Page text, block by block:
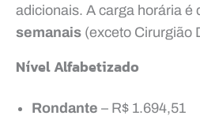
adicionais. A carga horária é
semanais (exceto Cirurgião
Nível Alfabetizado
Rondante – R$ 1.694,51